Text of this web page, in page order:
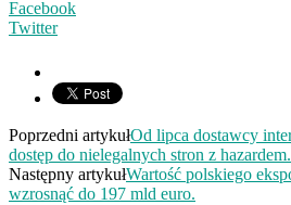
Facebook
Twitter
Poprzedni artykułOd lipca dostawcy
dostęp do nielegalnych stron z hazardem.
Następny artykułWartość polskiego
wzrosnąć do 197 mld euro.